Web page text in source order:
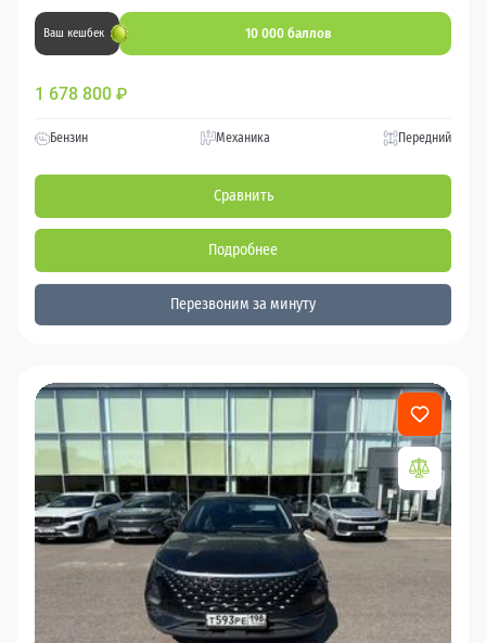
Ваш кешбек 10 000 баллов
1 678 800 ₽
Бензин Механика Передний
Сравнить
Подробнее
Перезвоним за минуту